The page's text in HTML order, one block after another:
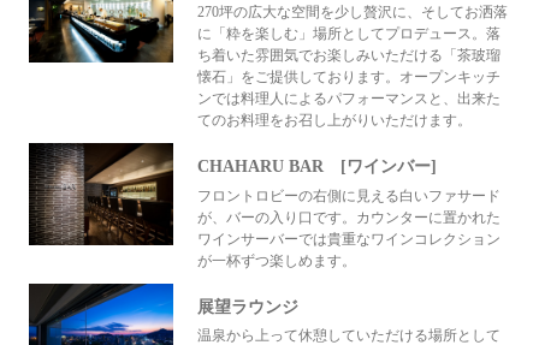
270坪の広大な空間を少し贅沢に、そしてお洒落
に「粋を楽しむ」場所としてプロデュース。落
ち着いた雰囲気でお楽しみいただける「茶玻瑠
懐石」をご提供しております。オープンキッチ
ンでは料理人によるパフォーマンスと、出来た
てのお料理をお召し上がりいただけます。
CHAHARU BAR [ワインバー]
フロントロビーの右側に見える白いファサード
が、バーの入り口です。カウンターに置かれた
ワインサーバーでは貴重なワインコレクション
が一杯ずつ楽しめます。
展望ラウンジ
温泉から上って休憩していただける場所として